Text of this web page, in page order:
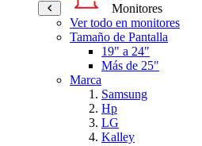
Monitores
Ver todo en monitores
Tamaño de Pantalla
19" a 24"
Más de 25"
Marca
Samsung
Hp
LG
Kalley